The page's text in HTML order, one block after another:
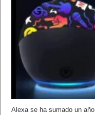
Alexa se ha sumado un